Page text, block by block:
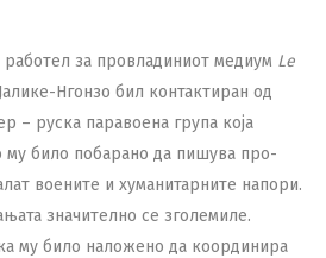
работел за провладиниот медиум Le
Нгонзо бил контактиран од
– руска паравоена група која
му било побарано да пишува про-
воените и хуманитарните напори.
значително се зголемиле.
му било наложено да координира